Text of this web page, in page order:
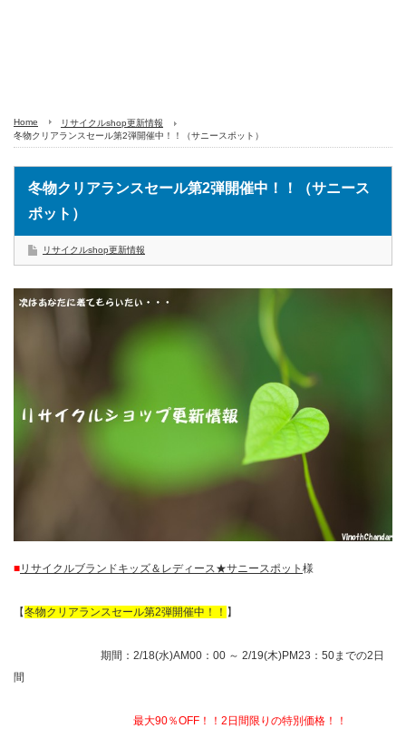
Home
リサイクルshop更新情報
冬物クリアランスセール第2弾開催中！！（サニースポット）
冬物クリアランスセール第2弾開催中！！（サニース
ポット）
リサイクルshop更新情報
■リサイクルブランドキッズ＆レディース★サニースポット 様
【冬物クリアランスセール第2弾開催中！！ 】
期間：2/18(水)AM00：00 ～ 2/19(木)PM23：50までの2日
間
最大90％OFF！！2日間限りの特別価格！！